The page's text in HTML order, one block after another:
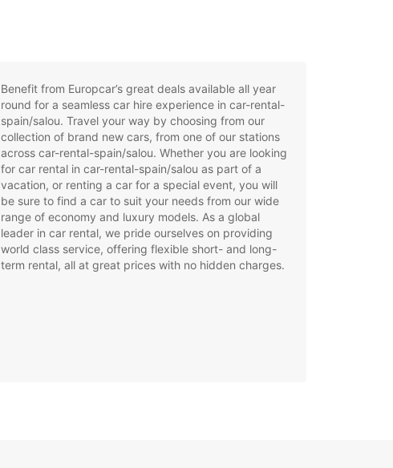
Benefit from Europcar’s great deals available all year
round for a seamless car hire experience in car-rental-
spain/salou. Travel your way by choosing from our
collection of brand new cars, from one of our stations
across car-rental-spain/salou. Whether you are looking
for car rental in car-rental-spain/salou as part of a
vacation, or renting a car for a special event, you will
be sure to find a car to suit your needs from our wide
range of economy and luxury models. As a global
leader in car rental, we pride ourselves on providing
world class service, offering flexible short- and long-
term rental, all at great prices with no hidden charges.